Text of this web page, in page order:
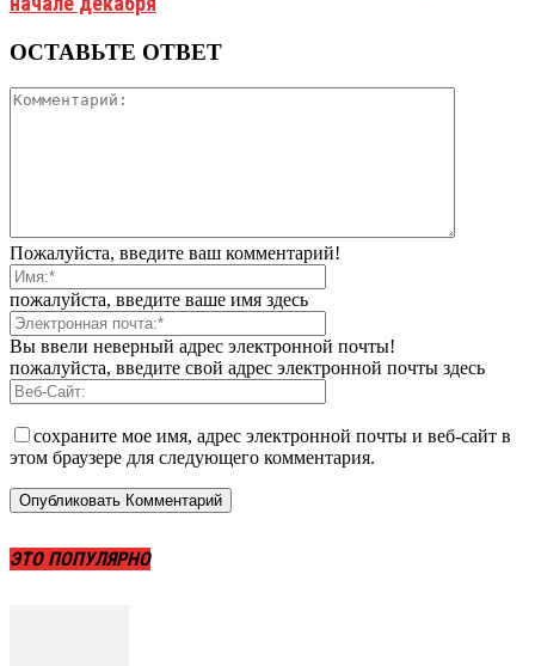
ОСТАВЬТЕ ОТВЕТ
Пожалуйста, введите ваш комментарий!
пожалуйста, введите ваше имя здесь
Вы ввели неверный адрес электронной почты!
пожалуйста, введите свой адрес электронной почты здесь
сохраните мое имя, адрес электронной почты и веб-сайт в
этом браузере для следующего комментария.
ЭТО ПОПУЛЯРНО